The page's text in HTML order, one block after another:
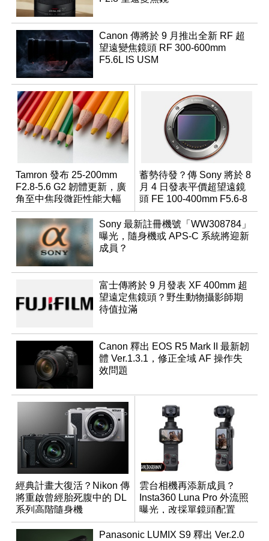
Canon 傳將於 9 月推出全新 RF 超
望遠變焦鏡頭 RF 300-600mm
F5.6L IS USM
Tamron 發布 25-200mm
F2.8-5.6 G2 韌體更新，廣
角至中焦段微距性能大幅
升級
蓄勢待發？傳 Sony 將於 8
月 4 日發表平價超望遠鏡
頭 FE 100-400mm F5.6-8
Sony 最新註冊機號「WW308784」
曝光，隨身機或 APS-C 系統將迎新
成員？
富士傳將於 9 月發表 XF 400mm 超
望遠定焦鏡頭？野生動物攝影師期
待值拉滿
Canon 釋出 EOS R5 Mark II 最新韌
體 Ver.1.3.1，修正全域 AF 操作失
效問題
經典計畫大復活？Nikon 傳
將重啟曾經胎死腹中的 DL
系列高階隨身機
雲台相機再添新成員？
Insta360 Luna Pro 外流照
曝光，改採單鏡頭配置
Panasonic LUMIX S9 釋出 Ver.2.0